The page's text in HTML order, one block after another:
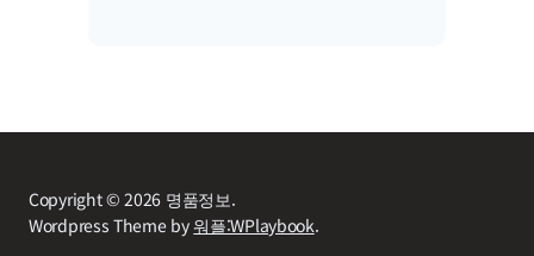
Copyright © 2026 명품정보.
Wordpress Theme by워플:WPlaybook.